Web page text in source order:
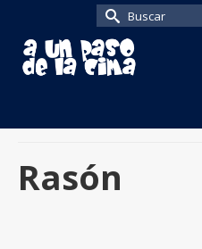
Buscar
por:
Rasón